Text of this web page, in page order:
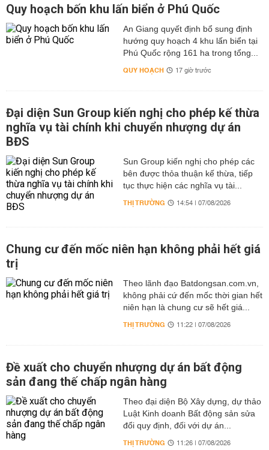
Quy hoạch bốn khu lấn biển ở Phú Quốc
An Giang quyết định bổ sung định
hướng quy hoạch 4 khu lấn biển tại
Phú Quốc rộng 161 ha trong tổng...
QUY HOẠCH 17 giờ trước
Đại diện Sun Group kiến nghị cho phép kế thừa
nghĩa vụ tài chính khi chuyển nhượng dự án
BĐS
Sun Group kiến nghị cho phép các
bên được thỏa thuận kế thừa, tiếp
tục thực hiện các nghĩa vụ tài...
THỊ TRƯỜNG 14:54 | 07/08/2026
Chung cư đến mốc niên hạn không phải hết giá
trị
Theo lãnh đạo Batdongsan.com.vn,
không phải cứ đến mốc thời gian hết
niên hạn là chung cư sẽ hết giá...
THỊ TRƯỜNG 11:22 | 07/08/2026
Đề xuất cho chuyển nhượng dự án bất động
sản đang thế chấp ngân hàng
Theo đại diện Bộ Xây dựng, dự thảo
Luật Kinh doanh Bất động sản sửa
đổi quy định, đối với dự án...
THỊ TRƯỜNG 11:26 | 07/08/2026